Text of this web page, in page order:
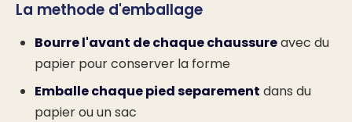
La methode d'emballage
Bourre l'avant de chaque chaussureavec du
papier pour conserver la forme
Emballe chaque pied separement dans du
papier ou un sac